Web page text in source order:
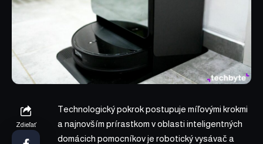
Zdieľať
Technologický pokrok postupuje míľovými krokmi
a najnovším prírastkom v oblasti inteligentných
domácich pomocníkov je robotický vysávač a